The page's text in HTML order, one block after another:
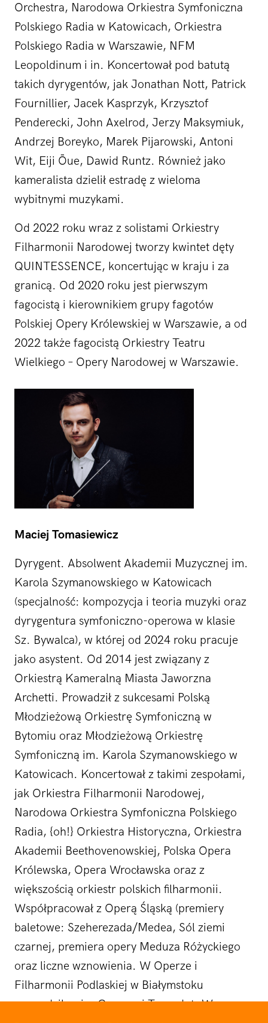
Orchestra, Narodowa Orkiestra Symfoniczna
Polskiego Radia w Katowicach, Orkiestra
Polskiego Radia w Warszawie, NFM
Leopoldinum i in. Koncertował pod batutą
takich dyrygentów, jak Jonathan Nott, Patrick
Fournillier, Jacek Kasprzyk, Krzysztof
Penderecki, John Axelrod, Jerzy Maksymiuk,
Andrzej Boreyko, Marek Pijarowski, Antoni
Wit, Eiji Ōue, Dawid Runtz. Również jako
kameralista dzielił estradę z wieloma
wybitnymi muzykami.
Od 2022 roku wraz z solistami Orkiestry
Filharmonii Narodowej tworzy kwintet dęty
QUINTESSENCE, koncertując w kraju i za
granicą. Od 2020 roku jest pierwszym
fagocistą i kierownikiem grupy fagotów
Polskiej Opery Królewskiej w Warszawie, a od
2022 także fagocistą Orkiestry Teatru
Wielkiego – Opery Narodowej w Warszawie.
Maciej Tomasiewicz
Dyrygent. Absolwent Akademii Muzycznej im.
Karola Szymanowskiego w Katowicach
(specjalność: kompozycja i teoria muzyki oraz
dyrygentura symfoniczno-operowa w klasie
Sz. Bywalca), w której od 2024 roku pracuje
jako asystent. Od 2014 jest związany z
Orkiestrą Kameralną Miasta Jaworzna
Archetti. Prowadził z sukcesami Polską
Młodzieżową Orkiestrę Symfoniczną w
Bytomiu oraz Młodzieżową Orkiestrę
Symfoniczną im. Karola Szymanowskiego w
Katowicach. Koncertował z takimi zespołami,
jak Orkiestra Filharmonii Narodowej,
Narodowa Orkiestra Symfoniczna Polskiego
Radia, {oh!} Orkiestra Historyczna, Orkiestra
Akademii Beethovenowskiej, Polska Opera
Królewska, Opera Wrocławska oraz z
większością orkiestr polskich filharmonii.
Współpracował z Operą Śląską (premiery
baletowe: Szeherezada/Medea, Sól ziemi
czarnej, premiera opery Meduza Różyckiego
oraz liczne wznowienia. W Operze i
Filharmonii Podlaskiej w Białymstoku
prowadził m.in. Carmen i Turandot. W